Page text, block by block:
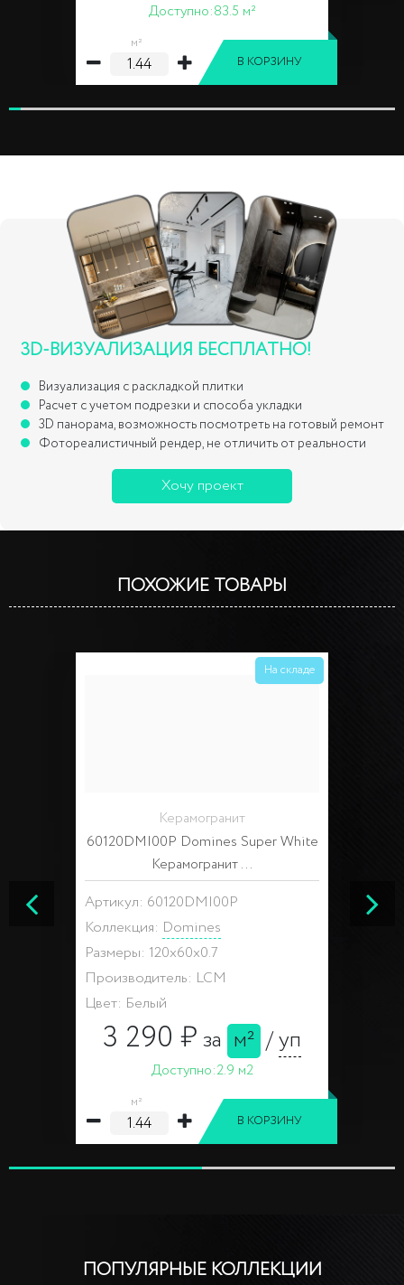
Доступно:83.5 м²
м²
В КОРЗИНУ
3D-ВИЗУАЛИЗАЦИЯ БЕСПЛАТНО!
Визуализация с раскладкой плитки
Расчет с учетом подрезки и способа укладки
3D панорама, возможность посмотреть на готовый ремонт
Фотореалистичный рендер, не отличить от реальности
Хочу проект
ПОХОЖИЕ ТОВАРЫ
На складе
Керамогранит
60120DMI00P Domines Super White
Керамогранит ...
Артикул: 60120DMI00P
Коллекция: Domines
Размеры: 120x60x0.7
Производитель: LCM
Цвет: Белый
3 290 ₽за м² /уп
Доступно:2.9 м2
м²
В КОРЗИНУ
ПОПУЛЯРНЫЕ КОЛЛЕКЦИИ